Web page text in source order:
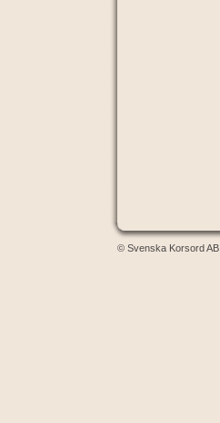
© Svenska Korsord AB